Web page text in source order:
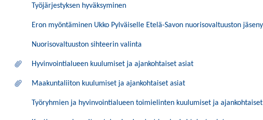
Työjärjestyksen hyväksyminen
Eron myöntäminen Ukko Pylväiselle Etelä-Savon nuorisovaltuuston
Nuorisovaltuuston sihteerin valinta
Hyvinvointialueen kuulumiset ja ajankohtaiset asiat
Maakuntaliiton kuulumiset ja ajankohtaiset asiat
Työryhmien ja hyvinvointialueen toimielinten kuulumiset ja